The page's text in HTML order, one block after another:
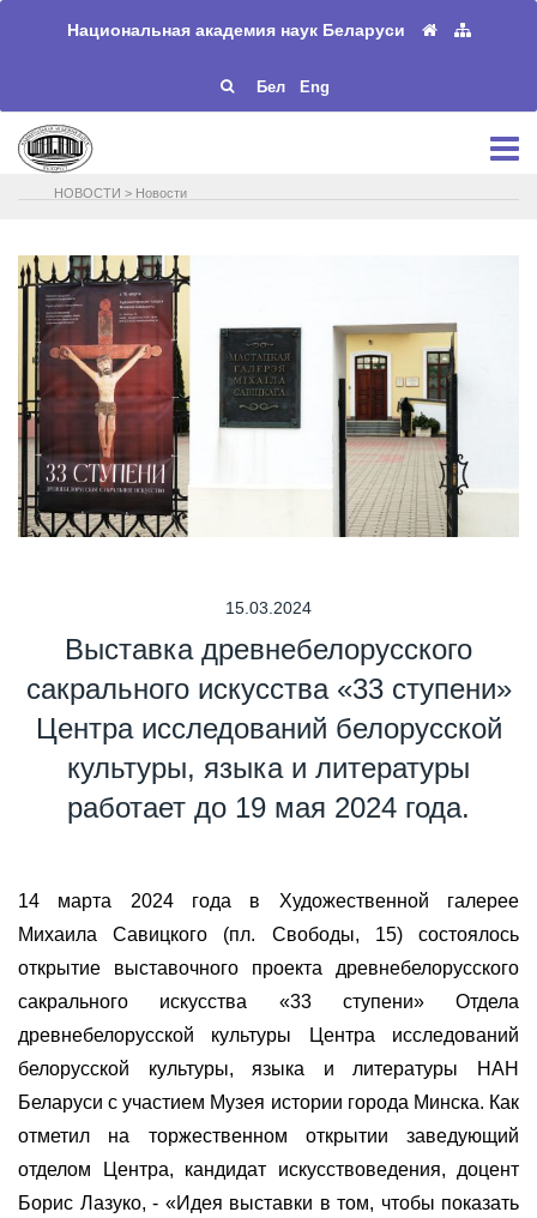
Национальная академия наук Беларуси
Бел Eng
НОВОСТИ > Новости
15.03.2024
Выставка древнебелорусского
сакрального искусства «33 ступени»
Центра исследований белорусской
культуры, языка и литературы
работает до 19 мая 2024 года.
14 марта 2024 года в Художественной галерее
Михаила Савицкого (пл. Свободы, 15) состоялось
открытие выставочного проекта древнебелорусского
сакрального искусства «33 ступени» Отдела
древнебелорусской культуры Центра исследований
белорусской культуры, языка и литературы НАН
Беларуси с участием Музея истории города Минска. Как
отметил на торжественном открытии заведующий
отделом Центра, кандидат искусствоведения, доцент
Борис Лазуко, - «Идея выставки в том, чтобы показать